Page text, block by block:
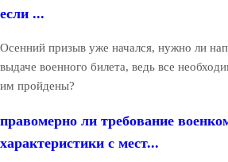
если ...
Осенний призыв уже начался, нужно ли
выдаче военного билета, ведь все
им пройдены?
правомерно ли требование
характеристики с мест...